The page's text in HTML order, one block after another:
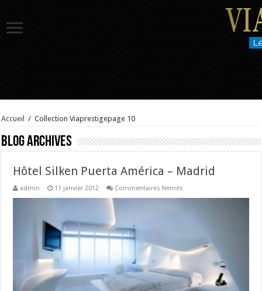
Accueil / Collection Viaprestigepage 10
Blog Archives
Hôtel Silken Puerta América – Madrid
admin 11 janvier 2012 Commentaires fermés